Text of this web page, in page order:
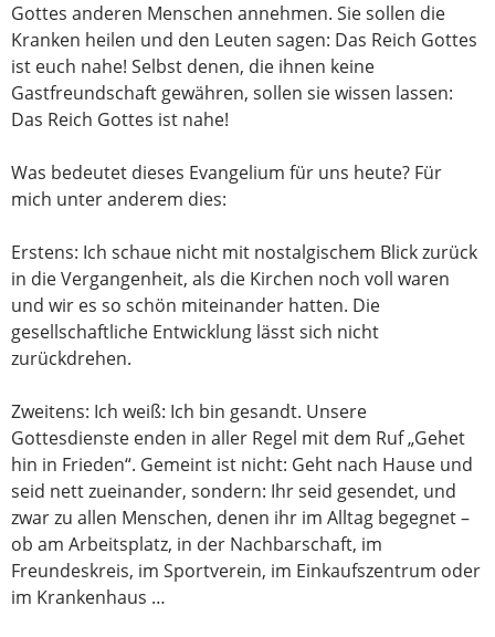
Gottes anderen Menschen annehmen. Sie sollen die
Kranken heilen und den Leuten sagen: Das Reich Gottes
ist euch nahe! Selbst denen, die ihnen keine
Gastfreundschaft gewähren, sollen sie wissen lassen:
Das Reich Gottes ist nahe!
Was bedeutet dieses Evangelium für uns heute? Für
mich unter anderem dies:
Erstens: Ich schaue nicht mit nostalgischem Blick zurück
in die Vergangenheit, als die Kirchen noch voll waren
und wir es so schön miteinander hatten. Die
gesellschaftliche Entwicklung lässt sich nicht
zurückdrehen.
Zweitens: Ich weiß: Ich bin gesandt. Unsere
Gottesdienste enden in aller Regel mit dem Ruf „Gehet
hin in Frieden“. Gemeint ist nicht: Geht nach Hause und
seid nett zueinander, sondern: Ihr seid gesendet, und
zwar zu allen Menschen, denen ihr im Alltag begegnet –
ob am Arbeitsplatz, in der Nachbarschaft, im
Freundeskreis, im Sportverein, im Einkaufszentrum oder
im Krankenhaus …